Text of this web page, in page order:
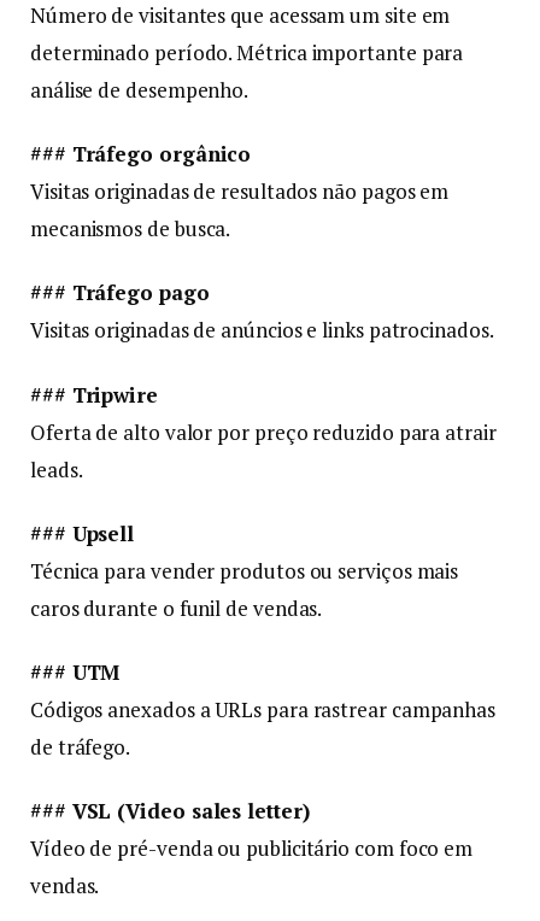
Número de visitantes que acessam um site em
determinado período. Métrica importante para
análise de desempenho.
### Tráfego orgânico
Visitas originadas de resultados não pagos em
mecanismos de busca.
### Tráfego pago
Visitas originadas de anúncios e links patrocinados.
### Tripwire
Oferta de alto valor por preço reduzido para atrair
leads.
### Upsell
Técnica para vender produtos ou serviços mais
caros durante o funil de vendas.
### UTM
Códigos anexados a URLs para rastrear campanhas
de tráfego.
### VSL (Video sales letter)
Vídeo de pré-venda ou publicitário com foco em
vendas.